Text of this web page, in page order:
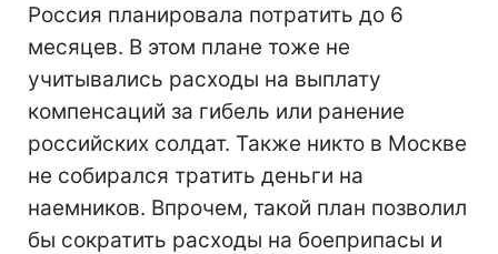
Россия планировала потратить до 6
месяцев. В этом плане тоже не
учитывались расходы на выплату
компенсаций за гибель или ранение
российских солдат. Также никто в Москве
не собирался тратить деньги на
наемников. Впрочем, такой план позволил
бы сократить расходы на боеприпасы и